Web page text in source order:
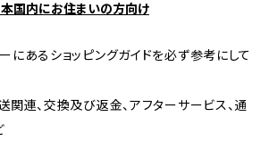
国内にお住まいの方向け
あるショッピングガイドを必ず参考にして
関連、交換及び返金、アフターサービス、通